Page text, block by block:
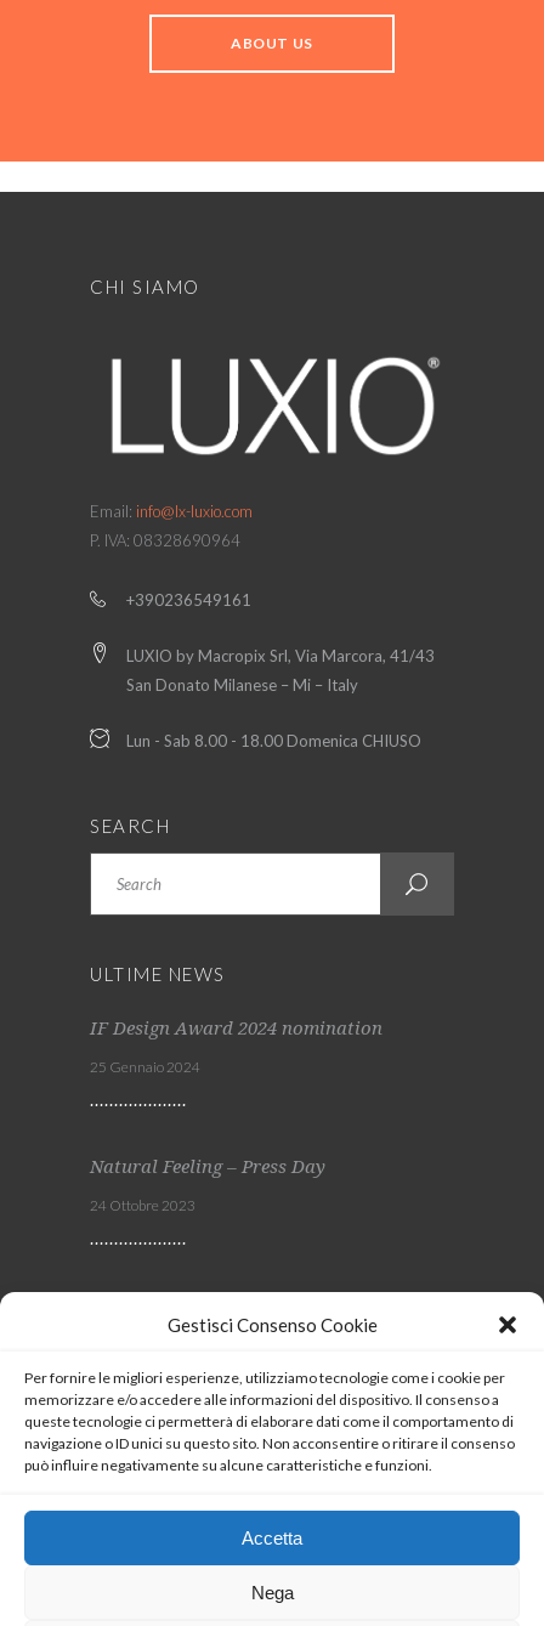
Gestisci Consenso Cookie
Per fornire le migliori esperienze, utilizziamo tecnologie come i cookie per
memorizzare e/o accedere alle informazioni del dispositivo. Il consenso a
queste tecnologie ci permetterà di elaborare dati come il comportamento di
navigazione o ID unici su questo sito. Non acconsentire o ritirare il consenso
può influire negativamente su alcune caratteristiche e funzioni.
Accetta
Nega
ABOUT US
CHI SIAMO
Email: info@lx-luxio.com
P. IVA: 08328690964
+390236549161
LUXIO by Macropix Srl, Via Marcora, 41/43
San Donato Milanese – Mi – Italy
Lun - Sab 8.00 - 18.00 Domenica CHIUSO
SEARCH
ULTIME NEWS
IF Design Award 2024 nomination
25 Gennaio 2024
Natural Feeling – Press Day
24 Ottobre 2023
SEGUICI
Coockie Policy